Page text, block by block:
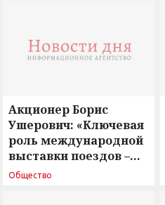
Акционер Борис
Ушерович: «Ключевая
роль международной
выставки поездов –
поиск ответов на
Общество